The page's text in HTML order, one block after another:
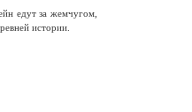
едут за жемчугом,
истории.